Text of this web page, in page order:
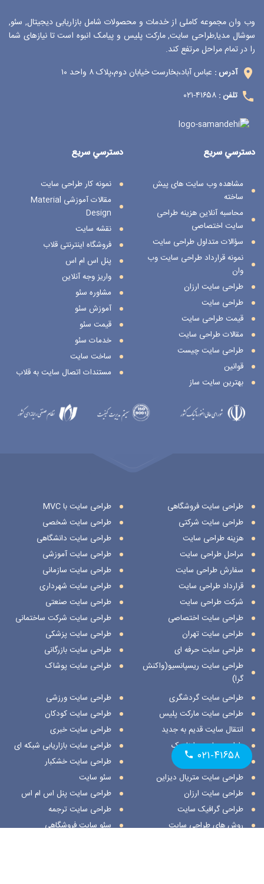
وب وان مجموعه کاملی از خدمات و محصولات شامل بازاریابی دیجیتال, سئو,
سوشال مدیا,طراحی سایت, مارکت پلیس و پیامک انبوه است تا نیازهای شما
را در تمام مراحل مرتفع کند.
آدرس : عباس آباد،بخارست خیابان دوم،پلاک ۸ واحد ۱۰
تلفن : ۴۱۶۵۸-۰۲۱
دسترسي سريع
نمونه کار طراحی سایت
مقالات آموزشی Material
Design
نقشه سایت
فروشگاه اینترنتی قلاب
پنل اس ام اس
واریز وجه آنلاین
مشاوره سئو
آموزش سئو
قیمت سئو
خدمات سئو
ساخت سایت
مستندات اتصال سایت به قلاب
دسترسي سريع
مشاهده وب سایت های پیش
ساخته
محاسبه آنلاین هزینه طراحی
سایت اختصاصی
سؤالات متداول طراحی سایت
نمونه قرارداد طراحی سایت وب
وان
طراحی سایت ارزان
طراحی سایت
قیمت طراحی سایت
مقالات طراحی سایت
طراحی سایت چیست
قوانین
بهترین سایت ساز
طراحی سایت فروشگاهی
طراحی سایت شرکتی
هزینه طراحی سایت
مراحل طراحی سایت
سفارش طراحی سایت
قرارداد طراحی سایت
شرکت طراحی سایت
طراحی سایت اختصاصی
طراحی سایت تهران
طراحی سایت حرفه ای
طراحی سایت ریسپانسیو(واکنش
گرا)
طراحی سایت با MVC
طراحی سایت شخصی
طراحی سایت دانشگاهی
طراحی سایت آموزشی
طراحی سایت سازمانی
طراحی سایت شهرداری
طراحی سایت صنعتی
طراحی سایت شرکت ساختمانی
طراحی سایت پزشکی
طراحی سایت بازرگانی
طراحی سایت پوشاک
طراحی سایت گردشگری
طراحی سایت مارکت پلیس
انتقال سایت قدیم به جدید
طراحی سایت داینامیک
طراحی سایت استاتیک
طراحی سایت متریال دیزاین
طراحی سایت ارزان
طراحی گرافیک سایت
روش های طراحی سایت
طراحی سایت ورزشی
طراحی سایت کودکان
طراحی سایت خبری
طراحی سایت بازاریابی شبکه ای
طراحی سایت خشکبار
سئو سایت
طراحی سایت پنل اس ام اس
طراحی سایت ترجمه
سئو سایت فروشگاهی
۰۲۱-۴۱۶۵۸